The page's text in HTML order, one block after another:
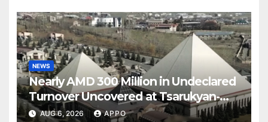
NEWS
Nearly AMD 300 Million in Undeclared
Turnover Uncovered at Tsarukyan-
Owned Entertainment Center
AUG 6, 2026 APPO